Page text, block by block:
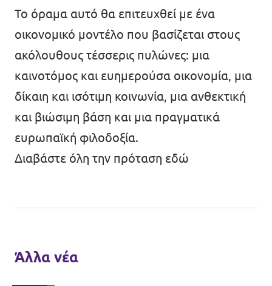
Το όραμα αυτό θα επιτευχθεί με ένα
οικονομικό μοντέλο που βασίζεται στους
ακόλουθους τέσσερις πυλώνες: μια
καινοτόμος και ευημερούσα οικονομία, μια
δίκαιη και ισότιμη κοινωνία, μια ανθεκτική
και βιώσιμη βάση και μια πραγματικά
ευρωπαϊκή φιλοδοξία.
Διαβάστε όλη την πρόταση εδώ
Άλλα νέα